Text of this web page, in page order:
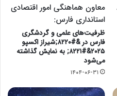
معاون هماهنگی امور اقتصادی
استانداری فارس:
ظرفیت‌های علمی و گردشگری
فارس در &#۸۲۲۰;شیراز اکسپو
۲۰۲۵&#۸۲۲۱; به نمایش گذاشته
می‌شود
۱۴۰۴-۰۶-۳۱